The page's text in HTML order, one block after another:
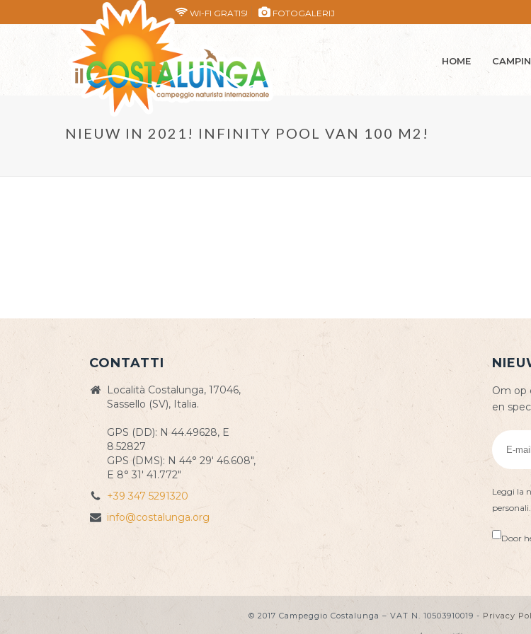
WI-FI GRATIS! FOTOGALERIJ
HOME
NIEUW IN 2021! INFINITY POOL VAN 100 M2!
CONTATTI
Località Costalunga, 17046,
Sassello (SV), Italia.
GPS (DD): N 44.49628, E
8.52827
GPS (DMS): N 44° 29' 46.608",
E 8° 31' 41.772"
+39 347 5291320
info@costalunga.org
Om op
en
Leggi la
personali.
Door
© 2017 Campeggio Costalunga – VAT N. 10503910019 - Privacy